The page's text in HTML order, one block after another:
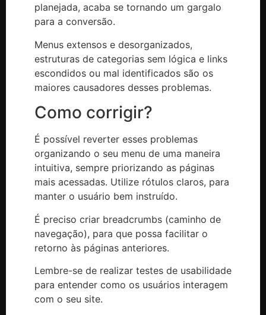
planejada, acaba se tornando um gargalo
para a conversão.
Menus extensos e desorganizados,
estruturas de categorias sem lógica e links
escondidos ou mal identificados são os
maiores causadores desses problemas.
Como corrigir?
É possível reverter esses problemas
organizando o seu menu de uma maneira
intuitiva, sempre priorizando as páginas
mais acessadas. Utilize rótulos claros, para
manter o usuário bem instruído.
É preciso criar breadcrumbs (caminho de
navegação), para que possa facilitar o
retorno às páginas anteriores.
Lembre-se de realizar testes de usabilidade
para entender como os usuários interagem
com o seu site.